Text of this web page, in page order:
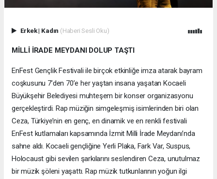
Erkek| Kadın (Haberi Sesli Oku)
MİLLİ İRADE MEYDANI DOLUP TAŞTI
EnFest Gençlik Festivali ile birçok etkinliğe imza atarak bayram
coşkusunu 7’den 70’e her yaştan insana yaşatan Kocaeli
Büyükşehir Belediyesi muhteşem bir konser organizasyonu
gerçekleştirdi. Rap müziğin simgeleşmiş isimlerinden biri olan
Ceza, Türkiye’nin en genç, en dinamik ve en renkli festivali
EnFest kutlamaları kapsamında İzmit Milli İrade Meydanı’nda
sahne aldı. Kocaeli gençliğine Yerli Plaka, Fark Var, Suspus,
Holocaust gibi sevilen şarkılarını seslendiren Ceza, unutulmaz
bir müzik şöleni yaşattı. Rap müzik tutkunlarının yoğun ilgi